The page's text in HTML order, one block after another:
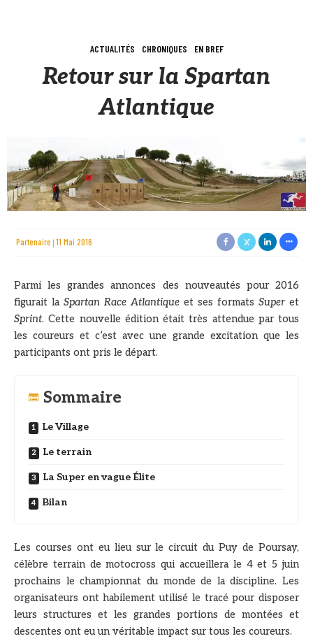
ACTUALITÉS CHRONIQUES EN BREF
Retour sur la Spartan
Atlantique
Partenaire 11 Mai 2016
Parmi les grandes annonces des nouveautés pour 2016
figurait la Spartan Race Atlantique et ses formats Superet
Sprint. Cette nouvelle édition était très attendue par tous
les coureurs et c’est avec une grande excitation que les
participants ont pris le départ.
Sommaire
Le Village
Le terrain
La Super en vague Élite
Bilan
Les courses ont eu lieu sur le circuit du Puy de Poursay,
célèbre terrain de motocross qui accueillera le 4 et 5 juin
prochains le championnat du monde de la discipline. Les
organisateurs ont habilement utilisé le tracé pour disposer
leurs structures et les grandes portions de montées et
descentes ont eu un véritable impact sur tous les coureurs.